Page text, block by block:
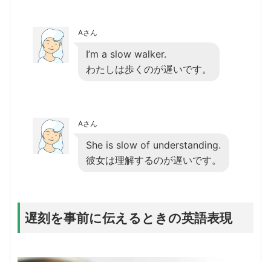
Aさん
I’m a slow walker.
わたしは歩くのが遅いです。
Aさん
She is slow of understanding.
彼女は理解するのが遅いです。
遅刻を事前に伝えるときの英語表現